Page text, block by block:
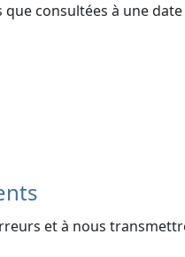
que consultées à une
et à nous